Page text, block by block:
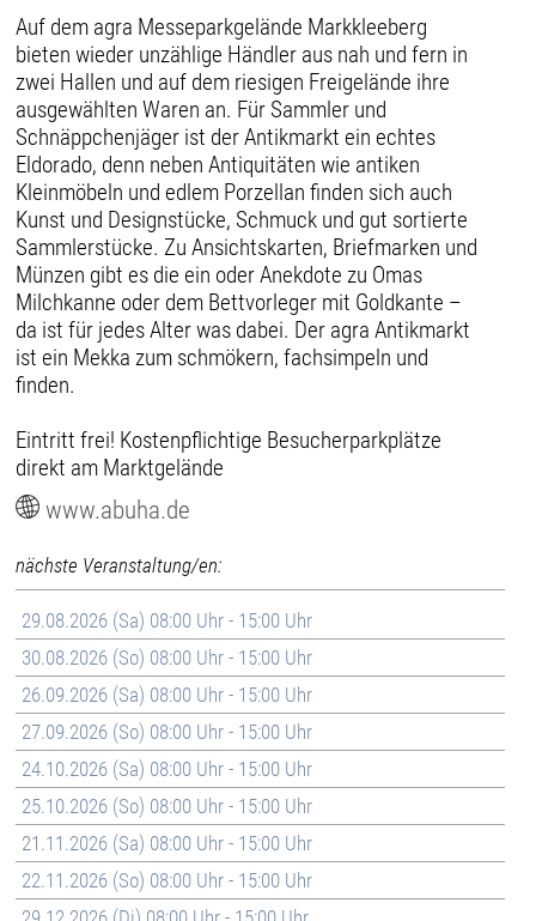
Auf dem agra Messeparkgelände Markkleeberg
bieten wieder unzählige Händler aus nah und fern in
zwei Hallen und auf dem riesigen Freigelände ihre
ausgewählten Waren an. Für Sammler und
Schnäppchenjäger ist der Antikmarkt ein echtes
Eldorado, denn neben Antiquitäten wie antiken
Kleinmöbeln und edlem Porzellan finden sich auch
Kunst und Designstücke, Schmuck und gut sortierte
Sammlerstücke. Zu Ansichtskarten, Briefmarken und
Münzen gibt es die ein oder Anekdote zu Omas
Milchkanne oder dem Bettvorleger mit Goldkante –
da ist für jedes Alter was dabei. Der agra Antikmarkt
ist ein Mekka zum schmökern, fachsimpeln und
finden.
Eintritt frei! Kostenpflichtige Besucherparkplätze
direkt am Marktgelände
www.abuha.de
nächste Veranstaltung/en:
29.08.2026 (Sa) 08:00 Uhr - 15:00 Uhr
30.08.2026 (So) 08:00 Uhr - 15:00 Uhr
26.09.2026 (Sa) 08:00 Uhr - 15:00 Uhr
27.09.2026 (So) 08:00 Uhr - 15:00 Uhr
24.10.2026 (Sa) 08:00 Uhr - 15:00 Uhr
25.10.2026 (So) 08:00 Uhr - 15:00 Uhr
21.11.2026 (Sa) 08:00 Uhr - 15:00 Uhr
22.11.2026 (So) 08:00 Uhr - 15:00 Uhr